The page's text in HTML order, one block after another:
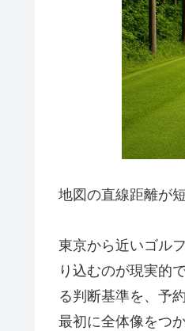
地図の直線距離が
東京から近いゴル
り込むのが現実的
る判断基準を、予
最初に全体像をつ